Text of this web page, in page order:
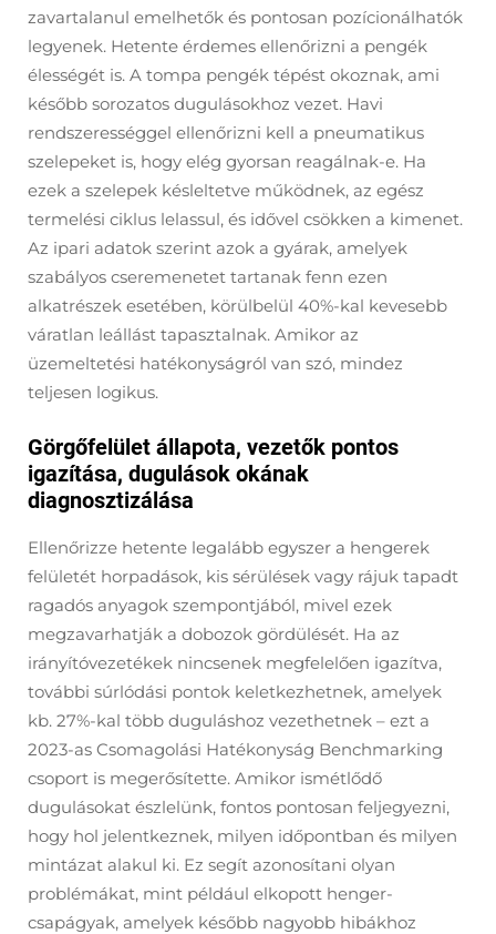
zavartalanul emelhetők és pontosan pozícionálhatók
legyenek. Hetente érdemes ellenőrizni a pengék
élességét is. A tompa pengék tépést okoznak, ami
később sorozatos dugulásokhoz vezet. Havi
rendszerességgel ellenőrizni kell a pneumatikus
szelepeket is, hogy elég gyorsan reagálnak-e. Ha
ezek a szelepek késleltetve működnek, az egész
termelési ciklus lelassul, és idővel csökken a kimenet.
Az ipari adatok szerint azok a gyárak, amelyek
szabályos cseremenetet tartanak fenn ezen
alkatrészek esetében, körülbelül 40%-kal kevesebb
váratlan leállást tapasztalnak. Amikor az
üzemeltetési hatékonyságról van szó, mindez
teljesen logikus.
Görgőfelület állapota, vezetők pontos
igazítása, dugulások okának
diagnosztizálása
Ellenőrizze hetente legalább egyszer a hengerek
felületét horpadások, kis sérülések vagy rájuk tapadt
ragadós anyagok szempontjából, mivel ezek
megzavarhatják a dobozok gördülését. Ha az
irányítóvezetékek nincsenek megfelelően igazítva,
további súrlódási pontok keletkezhetnek, amelyek
kb. 27%-kal több duguláshoz vezethetnek – ezt a
2023-as Csomagolási Hatékonyság Benchmarking
csoport is megerősítette. Amikor ismétlődő
dugulásokat észlelünk, fontos pontosan feljegyezni,
hogy hol jelentkeznek, milyen időpontban és milyen
mintázat alakul ki. Ez segít azonosítani olyan
problémákat, mint például elkopott henger-
csapágyak, amelyek később nagyobb hibákhoz